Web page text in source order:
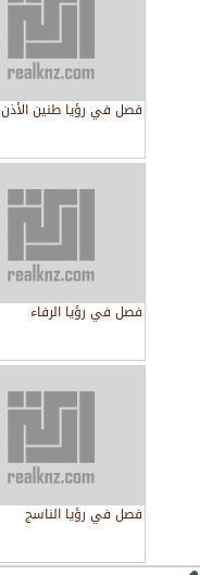
فصل في رؤيا طنين الأذن
فصل في رؤيا الرفاء
فصل في رؤيا الناسج